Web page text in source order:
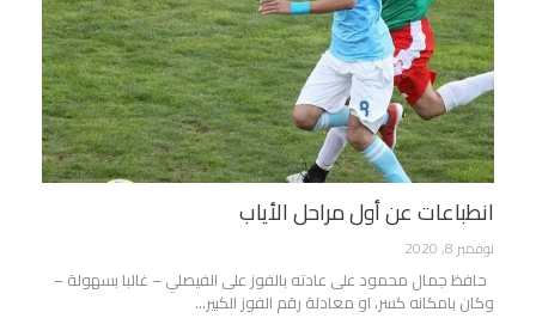
انطباعات عن أول مراحل الأياب
نوفمبر 8, 2020
حافظ جمال محمود على عادته بالفوز على الفيصلي – غالبا بسهولة –
وكان بامكانه كسر، او معادلة رقم الفوز الكبير…